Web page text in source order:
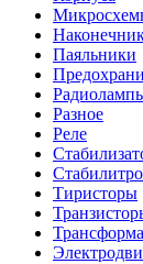
Паяльники
Разное
Реле
Тиристоры